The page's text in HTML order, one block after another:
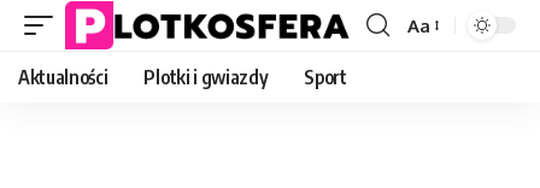
Font
Aa
Aktualności Plotki i gwiazdy Sport